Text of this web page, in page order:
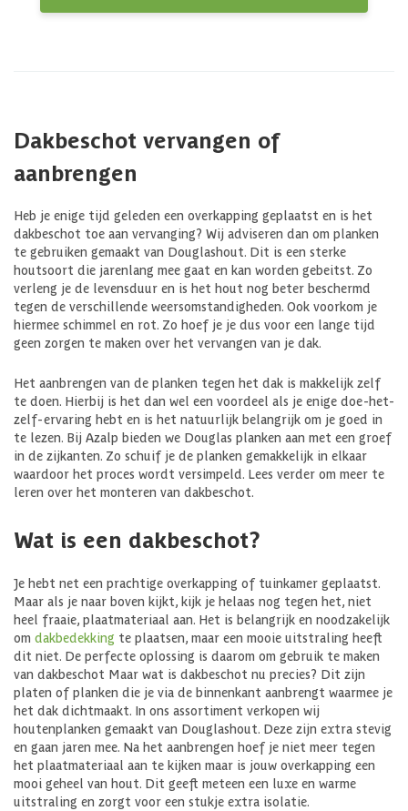
Dakbeschot vervangen of
aanbrengen
Heb je enige tijd geleden een overkapping geplaatst en is het
dakbeschot toe aan vervanging? Wij adviseren dan om planken
te gebruiken gemaakt van Douglashout. Dit is een sterke
houtsoort die jarenlang mee gaat en kan worden gebeitst. Zo
verleng je de levensduur en is het hout nog beter beschermd
tegen de verschillende weersomstandigheden. Ook voorkom je
hiermee schimmel en rot. Zo hoef je je dus voor een lange tijd
geen zorgen te maken over het vervangen van je dak.
Het aanbrengen van de planken tegen het dak is makkelijk zelf
te doen. Hierbij is het dan wel een voordeel als je enige doe-het-
zelf-ervaring hebt en is het natuurlijk belangrijk om je goed in
te lezen. Bij Azalp bieden we Douglas planken aan met een groef
in de zijkanten. Zo schuif je de planken gemakkelijk in elkaar
waardoor het proces wordt versimpeld. Lees verder om meer te
leren over het monteren van dakbeschot.
Wat is een dakbeschot?
Je hebt net een prachtige overkapping of tuinkamer geplaatst.
Maar als je naar boven kijkt, kijk je helaas nog tegen het, niet
heel fraaie, plaatmateriaal aan. Het is belangrijk en noodzakelijk
om dakbedekking te plaatsen, maar een mooie uitstraling heeft
dit niet. De perfecte oplossing is daarom om gebruik te maken
van dakbeschot Maar wat is dakbeschot nu precies? Dit zijn
platen of planken die je via de binnenkant aanbrengt waarmee je
het dak dichtmaakt. In ons assortiment verkopen wij
houtenplanken gemaakt van Douglashout. Deze zijn extra stevig
en gaan jaren mee. Na het aanbrengen hoef je niet meer tegen
het plaatmateriaal aan te kijken maar is jouw overkapping een
mooi geheel van hout. Dit geeft meteen een luxe en warme
uitstraling en zorgt voor een stukje extra isolatie.